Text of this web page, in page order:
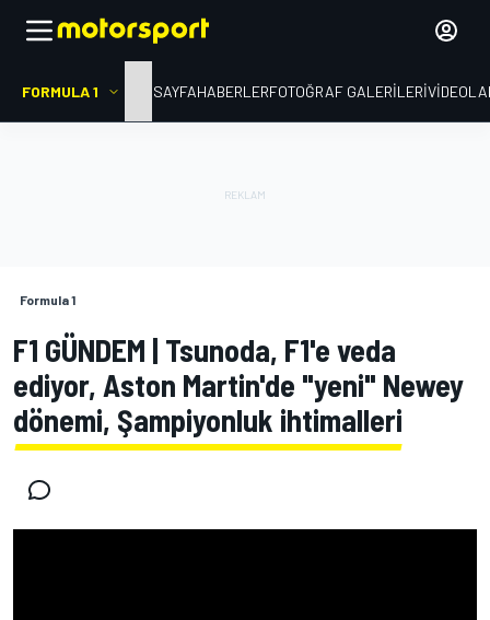
FORMULA 1 ANA SAYFAHABERLERFOTOĞRAF GALERILERI
Formula 1
F1 GÜNDEM | Tsunoda, F1'e veda
ediyor, Aston Martin'de "yeni" Newey
dönemi, Şampiyonluk ihtimalleri